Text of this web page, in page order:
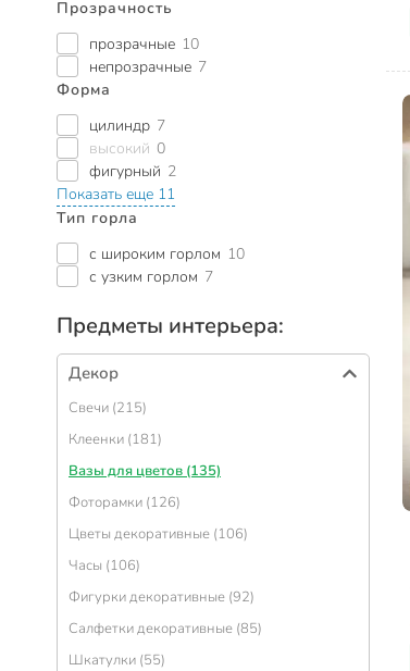
Прозрачность
прозрачные 10
непрозрачные 7
Форма
цилиндр 7
высокий 0
фигурный 2
Показать еще 11
Тип горла
с широким горлом 10
с узким горлом 7
Предметы интерьера:
Декор
Свечи (215)
Клеенки (181)
Вазы для цветов (135)
Фоторамки (126)
Цветы декоративные (106)
Часы (106)
Фигурки декоративные (92)
Салфетки декоративные (85)
Шкатулки (55)